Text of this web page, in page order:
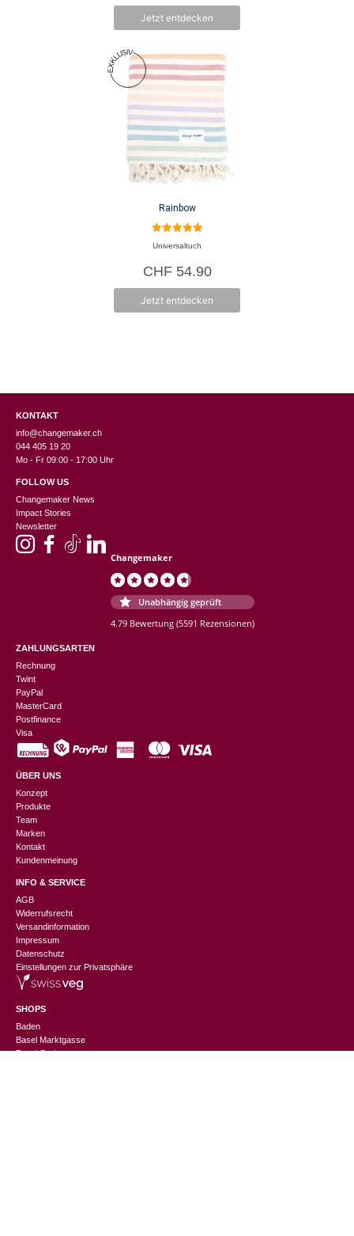
Jetzt entdecken
Rainbow
5.00
von 5
Universaltuch
CHF54.90
Jetzt entdecken
KONTAKT
info@changemaker.ch
044 405 19 20
Mo - Fr 09:00 - 17:00 Uhr
FOLLOW US
Changemaker News
Impact Stories
Newsletter
Changemaker
Unabhängig geprüft
4.79 Bewertung (5591 Rezensionen)
ZAHLUNGSARTEN
Rechnung
Twint
PayPal
MasterCard
Postfinance
Visa
ÜBER UNS
Konzept
Produkte
Team
Marken
Kontakt
Kundenmeinung
INFO & SERVICE
AGB
Widerrufsrecht
Versandinformation
Impressum
Datenschutz
Einstellungen zur Privatsphäre
SHOPS
Baden
Basel Marktgasse
Basel Gerbergasse